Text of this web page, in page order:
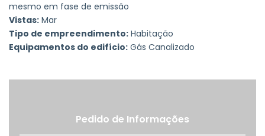
mesmo em fase de emissão
Vistas: Mar
Tipo de empreendimento: Habitação
Equipamentos do edifício: Gás Canalizado
Pedido de Informações